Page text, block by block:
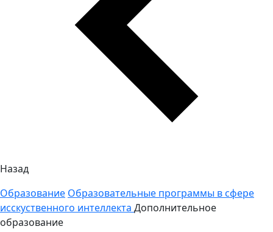
Назад
Образование Образовательные программы в сфере
исскуственного интеллекта Дополнительное
образование